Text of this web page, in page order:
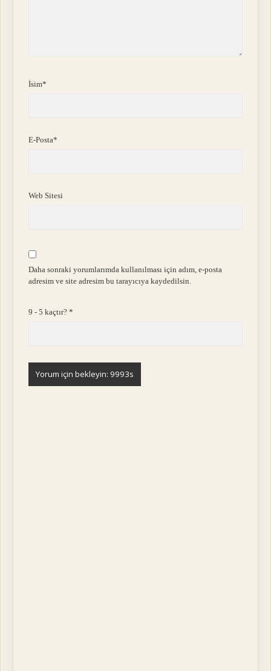
İsim*
E-Posta*
Web Sitesi
Daha sonraki yorumlarımda kullanılması için adım, e-posta
adresim ve site adresim bu tarayıcıya kaydedilsin.
9 - 5 kaçtır?*